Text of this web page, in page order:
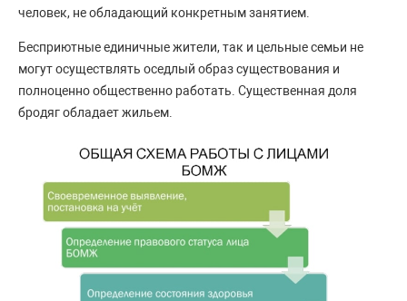
человек, не обладающий конкретным занятием.
Бесприютные единичные жители, так и цельные семьи не
могут осуществлять оседлый образ существования и
полноценно общественно работать. Существенная доля
бродяг обладает жильем.